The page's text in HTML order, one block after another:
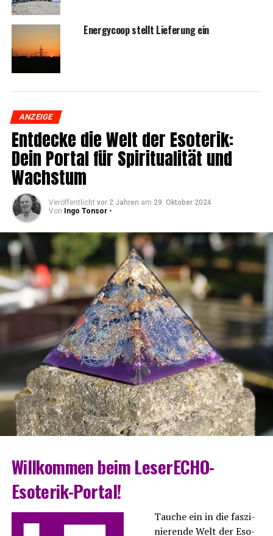
Ener­gy­coop stellt Lie­fe­rung ein
ANZEIGE
Ent­de­cke die Welt der Eso­te­rik:
Dein Por­tal für Spi­ri­tua­li­tät und
Wachstum
Veröffentlicht vor 2 Jahren am 29. Oktober 2024
Von Ingo Tonsor -
Will­kom­men beim LeserECHO-
Esoterik-Portal!
Tau­che ein in die fas­zi­
nie­ren­de Welt der Eso­